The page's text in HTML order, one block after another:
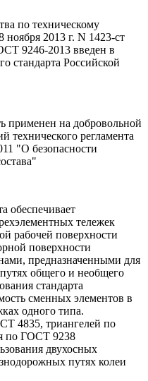
по техническому
2013 г. N 1423-ст
9246-2013 введен в
стандарта Российской
применен на добровольной
технического регламента
"О безопасности
обеспечивает
тележек
рабочей поверхности
поверхности
предназначенными для
общего и необщего
стандарта
сменных элементов в
одного типа.
4835, триангелей по
по ГОСТ 9238
двухосных
путях колеи